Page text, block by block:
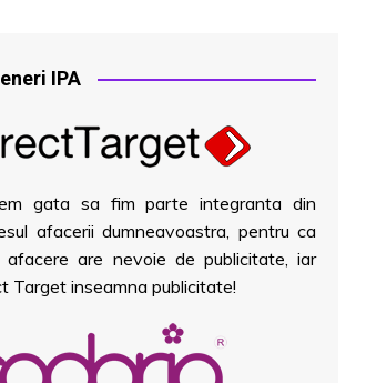
IPA
gata sa fim parte integranta din
afacerii dumneavoastra, pentru ca
afacere are nevoie de publicitate, iar
Target inseamna publicitate!